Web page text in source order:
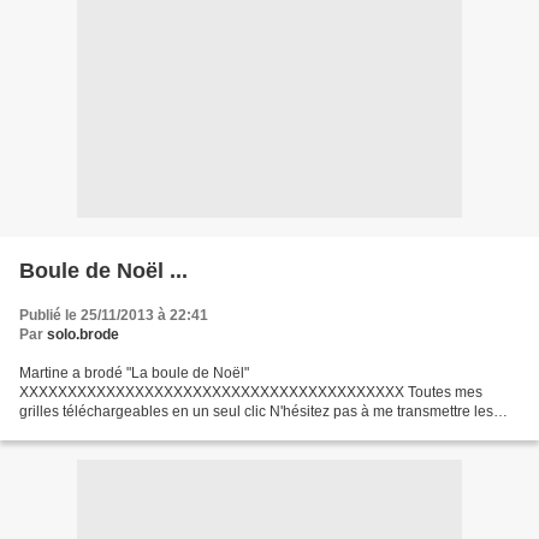
Boule de Noël ...
Publié le 25/11/2013 à 22:41
Par solo.brode
Martine a brodé "La boule de Noël"
XXXXXXXXXXXXXXXXXXXXXXXXXXXXXXXXXXXXXXXX Toutes mes
grilles téléchargeables en un seul clic N'hésitez pas à me transmettre les
XXXXXXXXXXXXXXXXXXXXXXXXXXXXXXXXXXXXXXXX